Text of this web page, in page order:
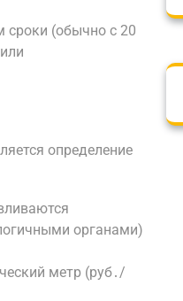
сроки (обычно с 20
определение
органами)
метр (руб․/